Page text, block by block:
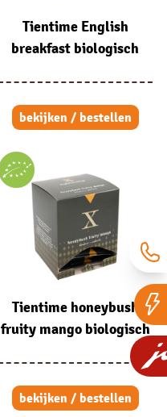
Tientime English
breakfast biologisch
bekijken / bestellen
Tientime honeybush
fruity mango biologisch
bekijken / bestellen